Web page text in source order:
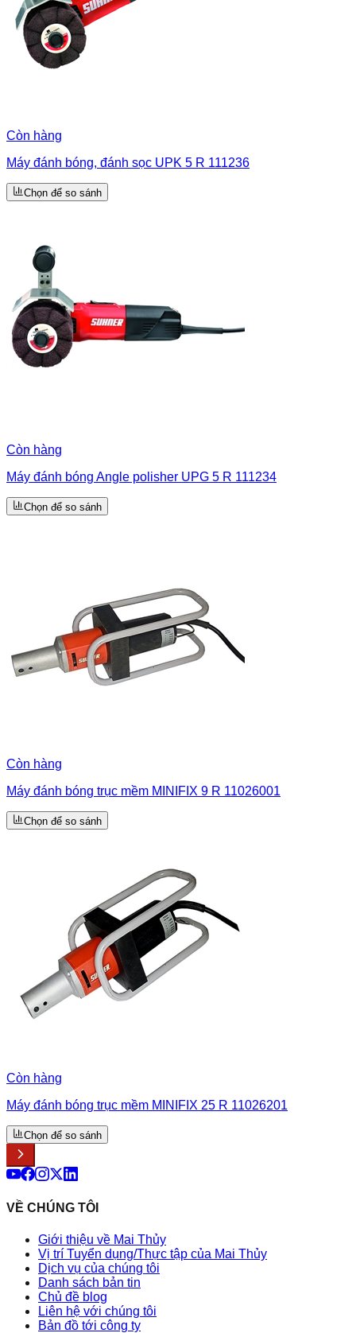
Còn hàng
Máy đánh bóng, đánh sọc UPK 5 R 111236
Chọn để so sánh
Còn hàng
Máy đánh bóng Angle polisher UPG 5 R 111234
Chọn để so sánh
Còn hàng
Máy đánh bóng trục mềm MINIFIX 9 R 11026001
Chọn để so sánh
Còn hàng
Máy đánh bóng trục mềm MINIFIX 25 R 11026201
Chọn để so sánh
VỀ CHÚNG TÔI
Giới thiệu về Mai Thủy
Vị trí Tuyển dụng/Thực tập của Mai Thủy
Dịch vụ của chúng tôi
Danh sách bản tin
Chủ đề blog
Liên hệ với chúng tôi
Bản đồ tới công ty